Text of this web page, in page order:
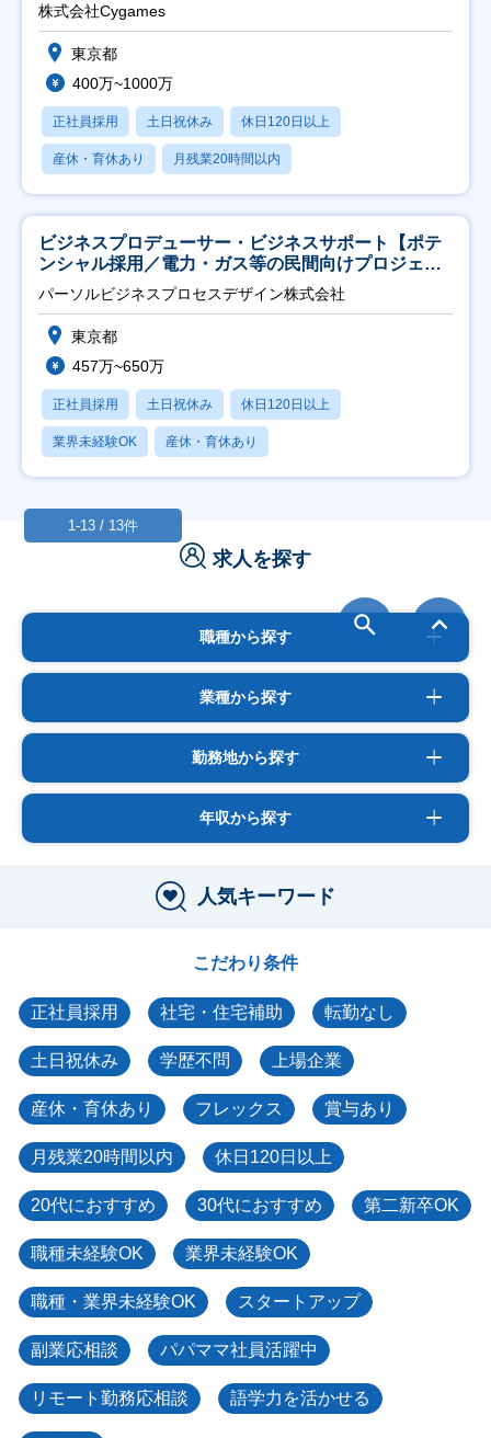
株式会社Cygames
東京都
400万~1000万
正社員採用 土日祝休み 休日120日以上
産休・育休あり 月残業20時間以内
ビジネスプロデューサー・ビジネスサポート【ポテ
ンシャル採用／電力・ガス等の民間向けプロジェク
ト推進】
パーソルビジネスプロセスデザイン株式会社
東京都
457万~650万
正社員採用 土日祝休み 休日120日以上
業界未経験OK 産休・育休あり
求人を探す
職種から探す
業種から探す
勤務地から探す
年収から探す
人気キーワード
こだわり条件
正社員採用 社宅・住宅補助 転勤なし
土日祝休み 学歴不問 上場企業
産休・育休あり フレックス 賞与あり
月残業20時間以内 休日120日以上
20代におすすめ 30代におすすめ 第二新卒OK
職種未経験OK 業界未経験OK
職種・業界未経験OK スタートアップ
副業応相談 パパママ社員活躍中
リモート勤務応相談 語学力を活かせる
1-13 / 13件